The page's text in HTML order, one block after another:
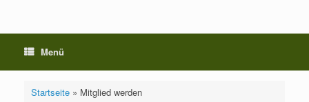
Menü
Startseite» Mitglied werden